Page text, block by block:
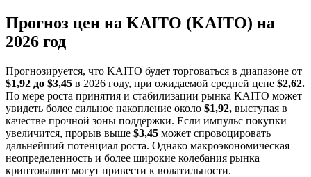
Прогноз цен на KAITO (KAITO) на
2026 год
Прогнозируется, что KAITO будет торговаться в диапазоне от
$1,92 до $3,45 в 2026 году, при ожидаемой средней цене $2,62.
По мере роста принятия и стабилизации рынка KAITO может
увидеть более сильное накопление около $1,92, выступая в
качестве прочной зоны поддержки. Если импульс покупки
увеличится, прорыв выше $3,45 может спровоцировать
дальнейший потенциал роста. Однако макроэкономическая
неопределенность и более широкие колебания рынка
криптовалют могут привести к волатильности.